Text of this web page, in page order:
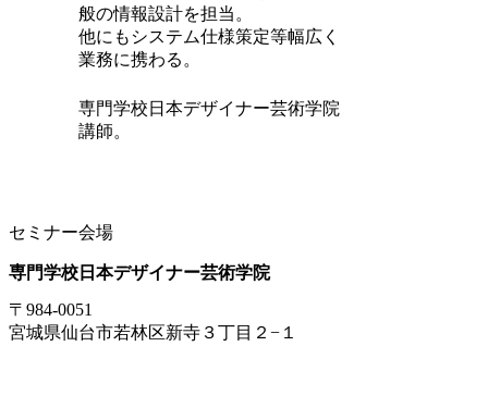
般の情報設計を担当。
他にもシステム仕様策定等幅広く
業務に携わる。
専門学校日本デザイナー芸術学院
講師。
セミナー会場
専門学校 日本デザイナー芸術学院
〒984-0051
宮城県仙台市若林区新寺３丁目２−１